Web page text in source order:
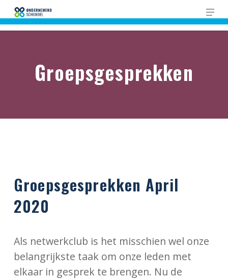
Skip
to
Groepsgesprekken
Groepsgesprekken April
2020
Als netwerkclub is het misschien wel onze
belangrijkste taak om onze leden met
elkaar in gesprek te brengen. Nu de
Close